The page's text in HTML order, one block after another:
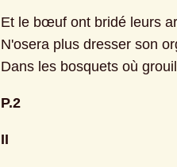
Et le bœuf ont bridé leurs
N'osera plus dresser son
Dans les bosquets où
P.2
II